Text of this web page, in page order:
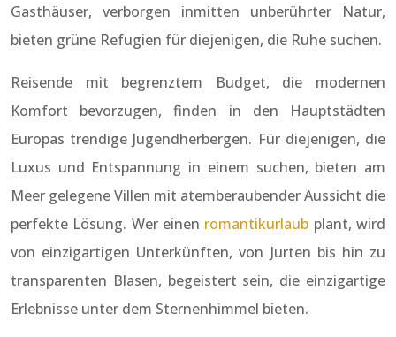
Gasthäuser, verborgen inmitten unberührter Natur,
bieten grüne Refugien für diejenigen, die Ruhe suchen.
Reisende mit begrenztem Budget, die modernen
Komfort bevorzugen, finden in den Hauptstädten
Europas trendige Jugendherbergen. Für diejenigen, die
Luxus und Entspannung in einem suchen, bieten am
Meer gelegene Villen mit atemberaubender Aussicht die
perfekte Lösung. Wer einen romantikurlaub plant, wird
von einzigartigen Unterkünften, von Jurten bis hin zu
transparenten Blasen, begeistert sein, die einzigartige
Erlebnisse unter dem Sternenhimmel bieten.